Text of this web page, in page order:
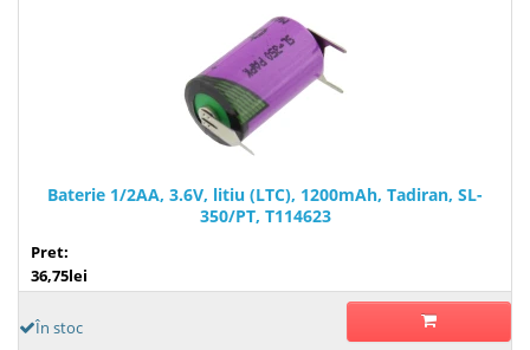
Baterie 1/2AA, 3.6V, litiu (LTC), 1200mAh, Tadiran, SL-
350/PT, T114623
Pret:
36,75lei
În stoc